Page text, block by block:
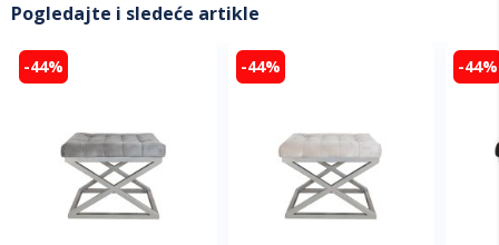
Pogledajte i sledeće artikle
-44% -44% -44%